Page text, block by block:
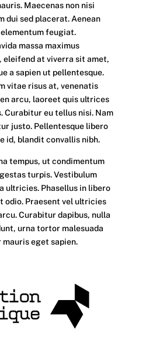
Maecenas non nisi
dui sed placerat. Aenean
feugiat.
massa maximus
eleifend at viverra sit amet,
a sapien ut pellentesque.
vitae risus at, venenatis
arcu, laoreet quis ultrices
Curabitur eu tellus nisi. Nam
justo. Pellentesque libero
id, blandit convallis nibh.
tempus, ut condimentum
turpis. Vestibulum
ultricies. Phasellus in libero
odio. Praesent vel ultricies
Curabitur dapibus, nulla
urna tortor malesuada
eget sapien.